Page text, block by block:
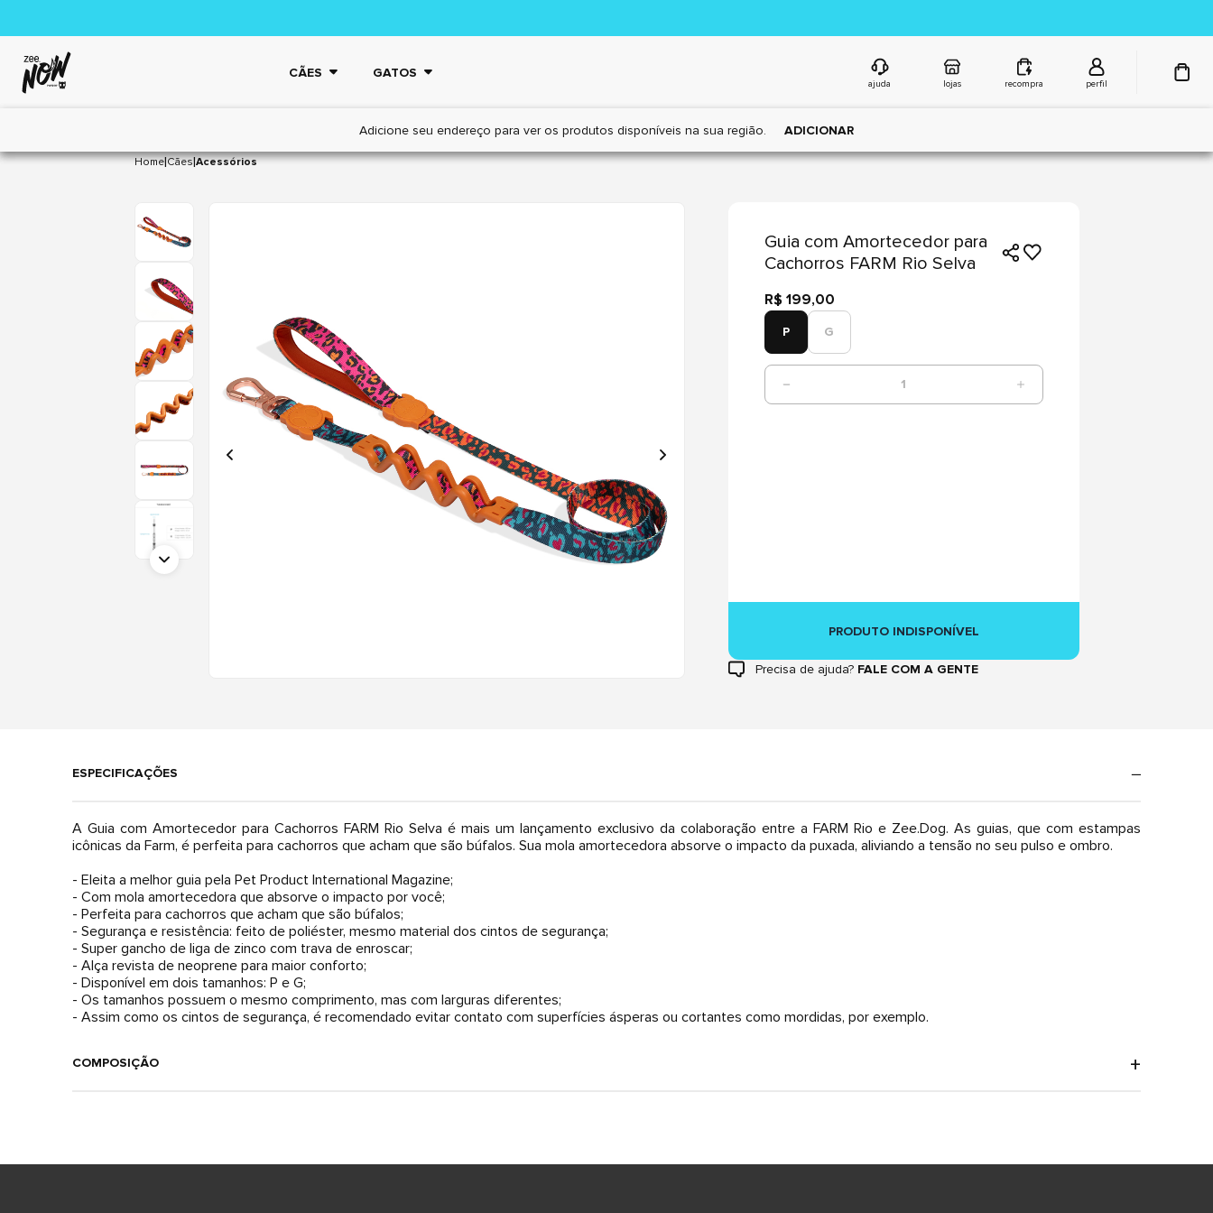
CÃES GATOS
ajuda lojas recompra perfil
Adicione seu endereço para ver os produtos disponíveis na sua região. ADICIONAR
Home|Cães|Acessórios
Guia com Amortecedor para
Cachorros FARM Rio Selva
R$ 199,00
P G
1
PRODUTO INDISPONÍVEL
Precisa de ajuda? FALE COM A GENTE
ESPECIFICAÇÕES
A Guia com Amortecedor para Cachorros FARM Rio Selva é mais um lançamento exclusivo da colaboração entre a FARM Rio e Zee.Dog. As guias, que com estampas
icônicas da Farm, é perfeita para cachorros que acham que são búfalos. Sua mola amortecedora absorve o impacto da puxada, aliviando a tensão no seu pulso e ombro.
- Eleita a melhor guia pela Pet Product International Magazine;
- Com mola amortecedora que absorve o impacto por você;
- Perfeita para cachorros que acham que são búfalos;
- Segurança e resistência: feito de poliéster, mesmo material dos cintos de segurança;
- Super gancho de liga de zinco com trava de enroscar;
- Alça revista de neoprene para maior conforto;
- Disponível em dois tamanhos: P e G;
- Os tamanhos possuem o mesmo comprimento, mas com larguras diferentes;
- Assim como os cintos de segurança, é recomendado evitar contato com superfícies ásperas ou cortantes como mordidas, por exemplo.
COMPOSIÇÃO